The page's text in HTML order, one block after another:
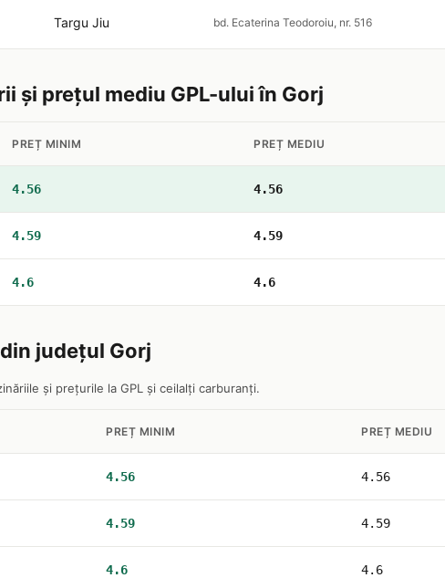
Targu Jiu bd. Ecaterina Teodoroiu, nr. 516
și prețul mediu GPL-ului în Gorj
PREȚ MINIM PREȚ MEDIU
4.56 4.56
4.59 4.59
4.6 4.6
județul Gorj
și prețurile la GPL și ceilalți carburanți.
PREȚ MINIM PREȚ MEDIU
4.56 4.56
4.59 4.59
4.6 4.6